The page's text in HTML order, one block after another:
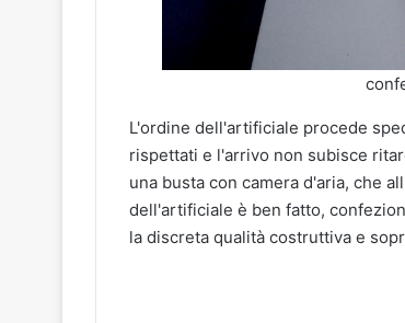
L'ordine dell'artificiale procede
rispettati e l'arrivo non subisce
una busta con camera d'aria, che
dell'artificiale è ben fatto,
la discreta qualità costruttiva e